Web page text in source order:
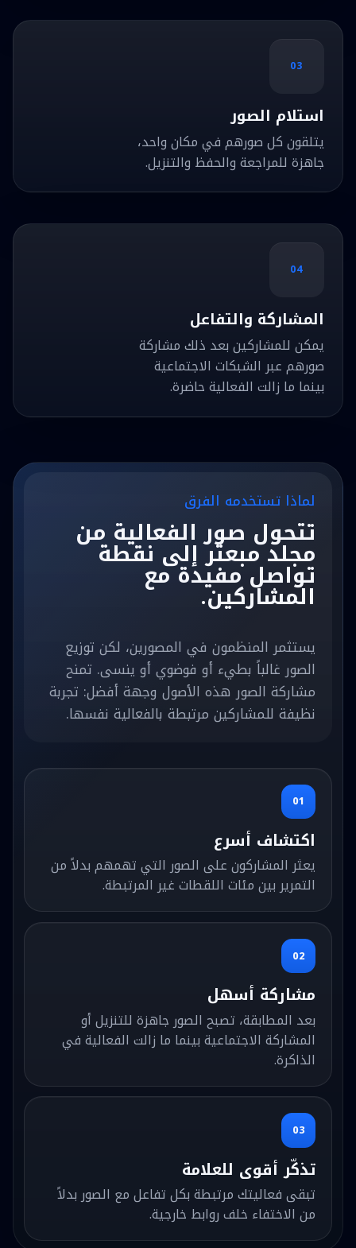
03
استلام الصور
يتلقون كل صورهم في مكان واحد،
جاهزة للمراجعة والحفظ والتنزيل.
04
المشاركة والتفاعل
يمكن للمشاركين بعد ذلك مشاركة
صورهم عبر الشبكات الاجتماعية
بينما ما زالت الفعالية حاضرة.
لماذا تستخدمه الفرق
تتحول صور الفعالية من
مجلد مبعثر إلى نقطة
تواصل مفيدة مع
المشاركين.
يستثمر المنظمون في المصورين، لكن توزيع
الصور غالباً بطيء أو فوضوي أو ينسى. تمنح
مشاركة الصور هذه الأصول وجهة أفضل: تجربة
نظيفة للمشاركين مرتبطة بالفعالية نفسها.
01
اكتشاف أسرع
يعثر المشاركون على الصور التي تهمهم بدلاً من
التمرير بين مئات اللقطات غير المرتبطة.
02
مشاركة أسهل
بعد المطابقة، تصبح الصور جاهزة للتنزيل أو
المشاركة الاجتماعية بينما ما زالت الفعالية في
الذاكرة.
03
تذكّر أقوى للعلامة
تبقى فعاليتك مرتبطة بكل تفاعل مع الصور بدلاً
من الاختفاء خلف روابط خارجية.